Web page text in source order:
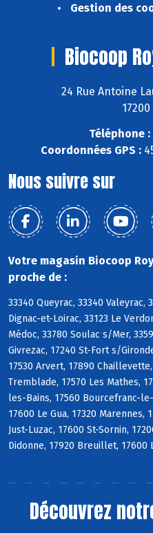
Gestion des
Biocoop
24 Rue Antoine
Téléphone :
Coordonnées GPS :
Nous suivre sur
Votre magasin Biocoop
proche de :
33340 Queyrac, 33340 Valeyrac,
Dignac-et-Loirac, 33123 Le
Médoc, 33780 Soulac s/Mer,
Givrezac, 17240 St-Fort s/
17530 Arvert, 17890
Tremblade, 17570 Les Mathes,
les-Bains, 17560 Bourcefranc-
17600 Le Gua, 17320
Just-Luzac, 17600 St-Sornin,
Didonne, 17920 Breuillet, 17600
Découvrez